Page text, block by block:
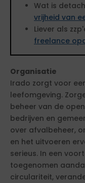
Wat is
vrijheid van
Liever als
freelance
Organisatie
Irado zorgt voor
leefomgeving.
beheer van de
bedrijven en
over afvalbeheer,
en het uitvoeren
serieus. In een
toegenomen
circulariteit,